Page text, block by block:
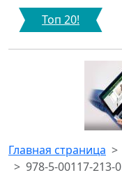
Топ 20!
Главная страница
978-5-00117-213-0